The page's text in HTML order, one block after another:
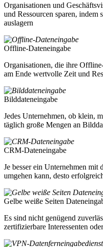
Organisationen und
und Ressourcen sparen, indem
auslagern
Offline-Dateneingabe
Organisationen, die ihre
am Ende wertvolle Zeit und
Bilddateneingabe
Jedes Unternehmen, ob klein,
täglich große Mengen an
CRM-Dateneingabe
Je besser ein Unternehmen mit
umgehen kann, desto
Gelbe weiße Seiten
Es sind nicht genügend
zertifizierbare Interessenten